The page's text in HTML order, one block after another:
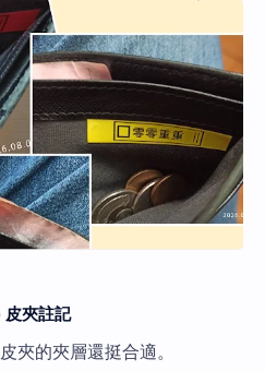
夾註記
夾的夾層還挺合適。